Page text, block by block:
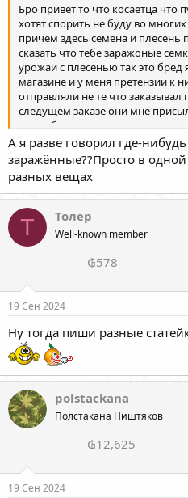
Бро привет то что косаетца что
хотят спорить не буду во
причем здесь семена и
сказать что тебе заражоные
урожаи с плесенью так это бред
магазине и у меня претензии к
отправляли не те что
следущем заказе они мне
ранее бонусам качество у них
все на ура главное что семена не
остальное зависит от того кто
надо сравнивать с
А я разве говорил где-
заражённые??Просто в одной
разных вещах
Т Толер
Well-known member
₲578
19 Сен 2024
Ну тогда пиши разные
polstackana
Полстакана Ништяков
₲12,625
19 Сен 2024